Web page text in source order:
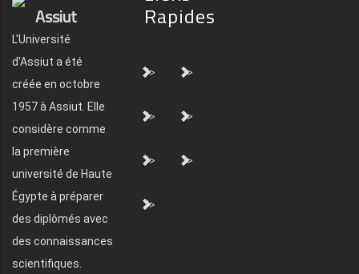
Assiut
L'Université
d'Assiut a été
créée en octobre
1957 à Assiut. Elle
considère comme
la première
université de Haute
Égypte à préparer
des diplômés avec
des connaissances
scientifiques.
Rapides
"> ">
"> ">
"> ">
">